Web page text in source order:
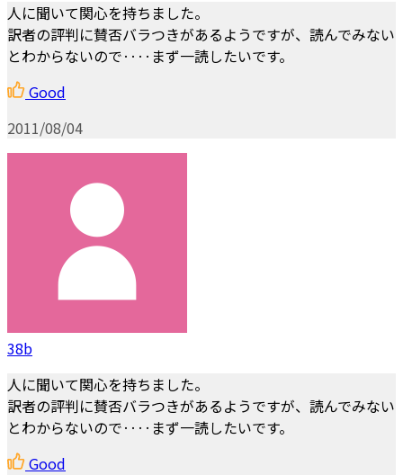
人に聞いて関心を持ちました。
訳者の評判に賛否バラつきがあるようですが、読んでみない
とわからないので‥‥まず一読したいです。
Good
2011/08/04
38b
人に聞いて関心を持ちました。
訳者の評判に賛否バラつきがあるようですが、読んでみない
とわからないので‥‥まず一読したいです。
Good